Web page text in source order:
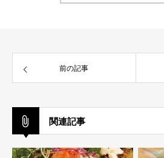
前の記事
関連記事